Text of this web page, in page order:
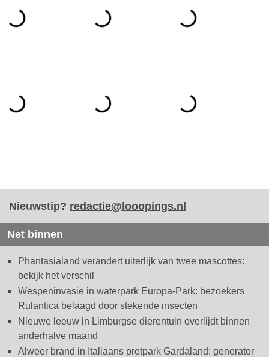
Nieuwstip? redactie@looopings.nl
Net binnen
Phantasialand verandert uiterlijk van twee mascottes:
bekijk het verschil
Wespeninvasie in waterpark Europa-Park: bezoekers
Rulantica belaagd door stekende insecten
Nieuwe leeuw in Limburgse dierentuin overlijdt binnen
anderhalve maand
Alweer brand in Italiaans pretpark Gardaland: generator